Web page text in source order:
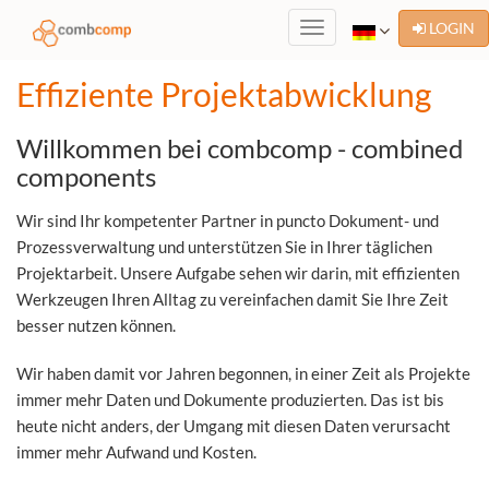
LOGIN
-
key:
toggle_navigation
Effiziente Projektabwicklung
Willkommen bei combcomp - combined
components
Wir sind Ihr kompetenter Partner in puncto Dokument- und
Prozessverwaltung und unterstützen Sie in Ihrer täglichen
Projektarbeit. Unsere Aufgabe sehen wir darin, mit effizienten
Werkzeugen Ihren Alltag zu vereinfachen damit Sie Ihre Zeit
besser nutzen können.
Wir haben damit vor Jahren begonnen, in einer Zeit als Projekte
immer mehr Daten und Dokumente produzierten. Das ist bis
heute nicht anders, der Umgang mit diesen Daten verursacht
immer mehr Aufwand und Kosten.